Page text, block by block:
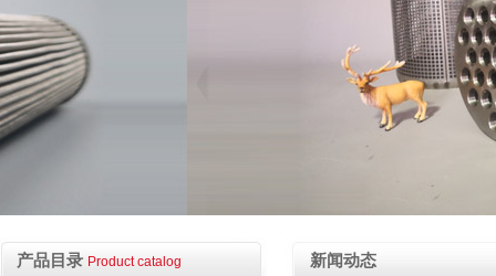
产品目录 Product catalog 新闻动态